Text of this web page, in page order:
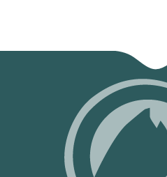
associative, la coopérative
est d’améliorer la
LIRE LA